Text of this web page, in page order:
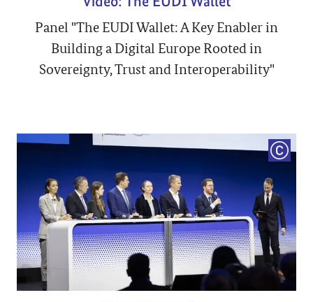
Panel "The EUDI Wallet: A Key Enabler in
Building a Digital Europe Rooted in
Sovereignty, Trust and Interoperability"